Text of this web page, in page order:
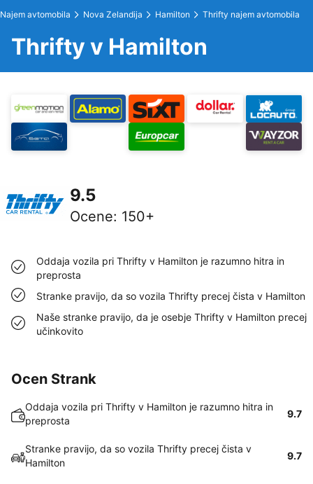
Najem avtomobila Nova Zelandija Hamilton Thrifty najem avtomobila
Thrifty v Hamilton
9.5
Ocene: 150+
Oddaja vozila pri Thrifty v Hamilton je razumno hitra in
preprosta
Stranke pravijo, da so vozila Thrifty precej čista v Hamilton
Naše stranke pravijo, da je osebje Thrifty v Hamilton precej
učinkovito
Ocen Strank
Oddaja vozila pri Thrifty v Hamilton je razumno hitra in
preprosta
9.7
Stranke pravijo, da so vozila Thrifty precej čista v
Hamilton
9.7